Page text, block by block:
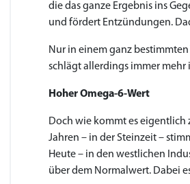
die das ganze Ergebnis ins
und fördert Entzündungen.
Nur in einem ganz
schlägt allerdings immer mehr
Hoher Omega-6-Wert
Doch wie kommt es eigentlich
Jahren – in der Steinzeit –
Heute – in den westlichen
über dem Normalwert. Dabei